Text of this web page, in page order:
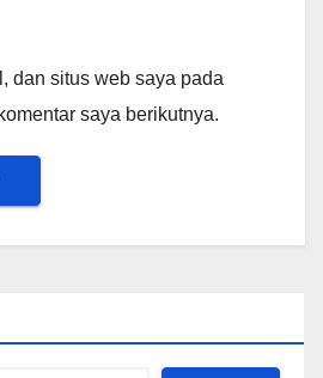
dan situs web saya pada
saya berikutnya.